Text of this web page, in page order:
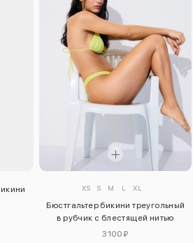
XS S M L XL
Бюстгальтер бикини треугольный
в рубчик с блестящей нитью
3100 ₽